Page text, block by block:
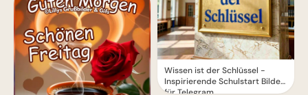
Wissen ist der Schlüssel -
Inspirierende Schulstart Bilder
für Telegram